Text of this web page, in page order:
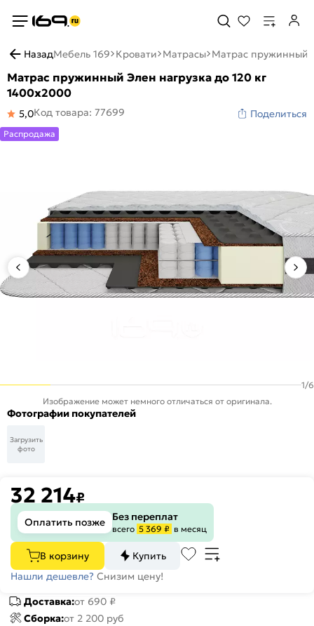
НазадМебель 169 Кровати Матрасы Матрас пружинный
Матрас пружинный Элен нагрузка до 120 кг
1400x2000
5,0Код товара: 77699 Поделиться
1/6
Распродажа
Изображение может немного отличаться от оригинала.
Фотографии покупателей
Загрузить
фото
32 214₽
Оплатить позже Без переплат
всего 5 369 ₽ в месяц
В корзину
Купить
Нашли дешевле? Снизим цену!
Доставка:от 690 ₽
Сборка:от 2 200 руб